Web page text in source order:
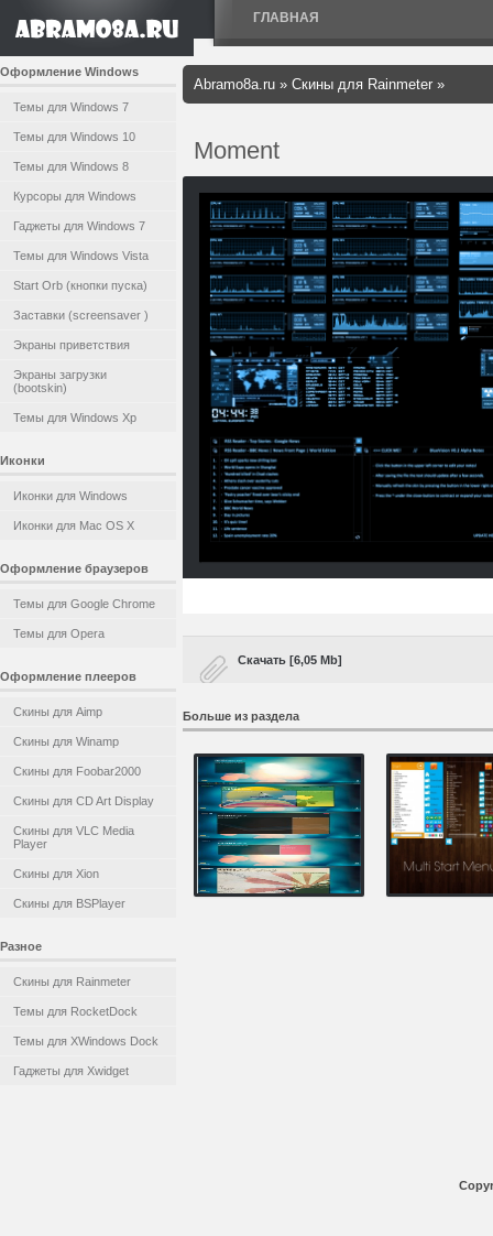
ГЛАВНАЯ
Оформление Windows
Темы для Windows 7
Темы для Windows 10
Темы для Windows 8
Курсоры для Windows
Гаджеты для Windows 7
Темы для Windows Vista
Start Orb (кнопки пуска)
Заставки (screensaver )
Экраны приветствия
Экраны загрузки
(bootskin)
Темы для Windows Xp
Иконки
Иконки для Windows
Иконки для Mac OS X
Оформление браузеров
Темы для Google Chrome
Темы для Opera
Оформление плееров
Скины для Aimp
Скины для Winamp
Скины для Foobar2000
Скины для CD Art Display
Скины для VLC Media
Player
Скины для Xion
Скины для BSPlayer
Разное
Скины для Rainmeter
Темы для RocketDock
Темы для XWindows Dock
Гаджеты для Xwidget
Abramo8a.ru » Скины для Rainmeter »
Moment
Скачать [6,05 Mb]
Больше из раздела